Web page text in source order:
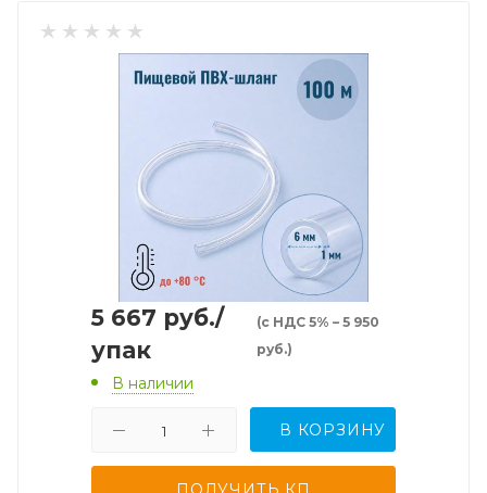
5 667 руб./
упак
(с НДС 5% – 5 950
руб.)
В наличии
В КОРЗИНУ